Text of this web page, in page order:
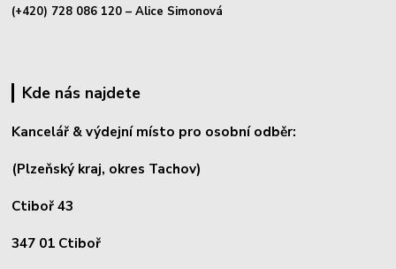
(+420) 728 086 120 – Alice Simonová
Kde nás najdete
Kancelář & výdejní místo pro osobní odběr:
(Plzeňský kraj, okres Tachov)
Ctiboř 43
347 01 Ctiboř